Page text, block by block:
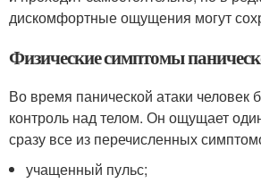
дискомфортные ощущения могут
Физические симптомы
Во время панической атаки человек
контроль над телом. Он ощущает
сразу все из перечисленных
учащенный пульс;